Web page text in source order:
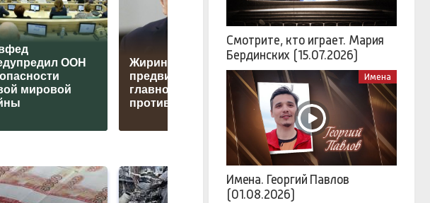
ООН
мировой
Жириновский
предвидел исход
главного мирового
противостояния
Новак объяснил,
почему возник
дефицит топлива
Смотрите, кто играет. Мария
Бердинских (15.07.2026)
Имена
Имена. Георгий Павлов
(01.08.2026)